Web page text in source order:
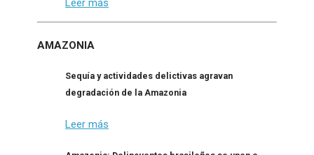
AMAZONIA
Sequía y actividades delictivas agravan
degradación de la Amazonia
Leer más